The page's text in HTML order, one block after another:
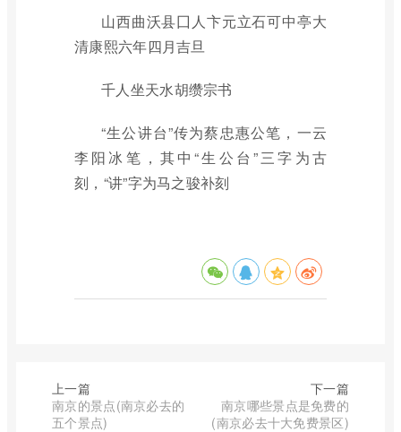
山西曲沃县囗人卞元立石可中亭大
清康熙六年四月吉旦
千人坐天水胡缵宗书
“生公讲台”传为蔡忠惠公笔，一云
李阳冰笔，其中“生公台”三字为古
刻，“讲”字为马之骏补刻
上一篇
南京的景点(南京必去的
五个景点)
下一篇
南京哪些景点是免费的
(南京必去十大免费景区)